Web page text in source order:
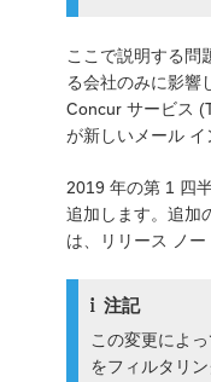
ここで説明する問
る会社のみに影響
Concur サービス
が新しいメール イ
2019 年の第 1 四
追加します。追加
は、リリース ノー
注記
この変更によ
をフィルタリ